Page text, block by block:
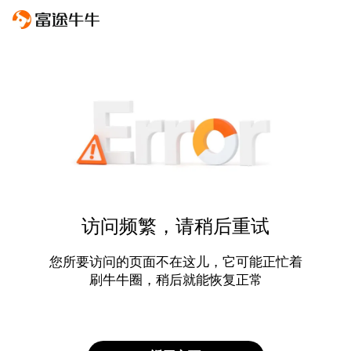
访问频繁，请稍后重试
您所要访问的页面不在这儿，它可能正忙着
刷牛牛圈，稍后就能恢复正常